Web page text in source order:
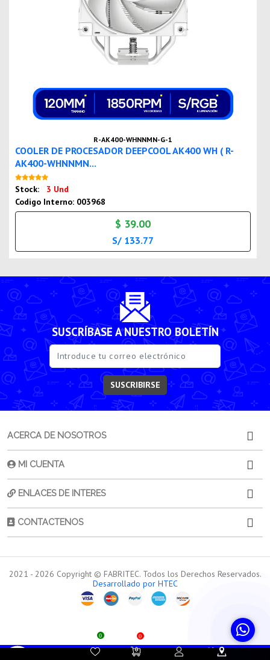
0 0
R-AK400-WHNNMN-G-1
COOLER DE PROCESADOR DEEPCOOL AK400 WH ( R-
AK400-WHNNMN...
Stock:
3 Und
Codigo Interno: 003968
$ 39.00
S/ 133.77
SUSCRÍBASE A NUESTRO BOLETÍN
SUSCRIBIRSE
ACERCA DE NOSOTROS
MI CUENTA
ENLACES DE INTERES
CONTACTENOS
2021 - 2026 Copyright © FABRITEC. Todos los Derechos Reservados.
Desarrollado por HTEC